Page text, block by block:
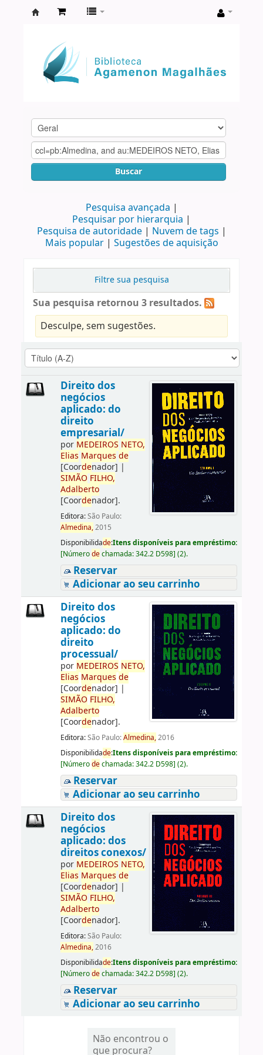
Agamenon
Magalhães
Buscar
Pesquisa avançada
Pesquisar por hierarquia
Pesquisa de autoridade
Nuvem de tags
Mais popular
Sugestões de aquisição
Filtre sua pesquisa
Sua pesquisa retornou 3 resultados.
Desculpe, sem sugestões.
Direito dos
negócios
aplicado: do
direito
empresarial/
por MEDEIROS NETO,
Elias Marques de
[Coordenador] |
SIMÃO FILHO,
Adalberto
[Coordenador].
Editora:São Paulo:
Almedina,2015
Disponibilidade:Itens disponíveis para empréstimo:
[Númerodechamada:342.2 D598] (2).
Reservar
Adicionar ao seu carrinho
Direito dos
negócios
aplicado: do
direito
processual/
por MEDEIROS NETO,
Elias Marques de
[Coordenador] |
SIMÃO FILHO,
Adalberto
[Coordenador].
Editora:São Paulo:Almedina,2016
Disponibilidade:Itens disponíveis para empréstimo:
[Númerodechamada:342.2 D598] (2).
Reservar
Adicionar ao seu carrinho
Direito dos
negócios
aplicado: dos
direitos conexos/
por MEDEIROS NETO,
Elias Marques de
[Coordenador] |
SIMÃO FILHO,
Adalberto
[Coordenador].
Editora:São Paulo:
Almedina,2016
Disponibilidade:Itens disponíveis para empréstimo:
[Númerodechamada:342.2 D598] (2).
Reservar
Adicionar ao seu carrinho
Não encontrou o
que procura?